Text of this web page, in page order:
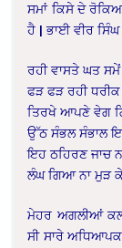
ਸਮਾਂ ਕਿਸੇ ਦੇ
ਹੈ | ਭਾਈ ਵੀਰ
ਰਹੀ ਵਾਸਤੇ ਘਤ
ਫੜ ਫੜ ਰਹੀ
ਤਿਰਖੇ ਆਪਣੇ ਵੇਗ
ਉੱਠ ਸੰਭਲ ਸੰਭਾਲ
ਇਹ ਠਹਿਰਣ ਜਾਚ
ਲੰਘ ਗਿਆ ਨਾ ਮੁੜ
ਮੇਹਰ ਅਗਲੀਆਂ
ਸੀ ਸਾਰੇ